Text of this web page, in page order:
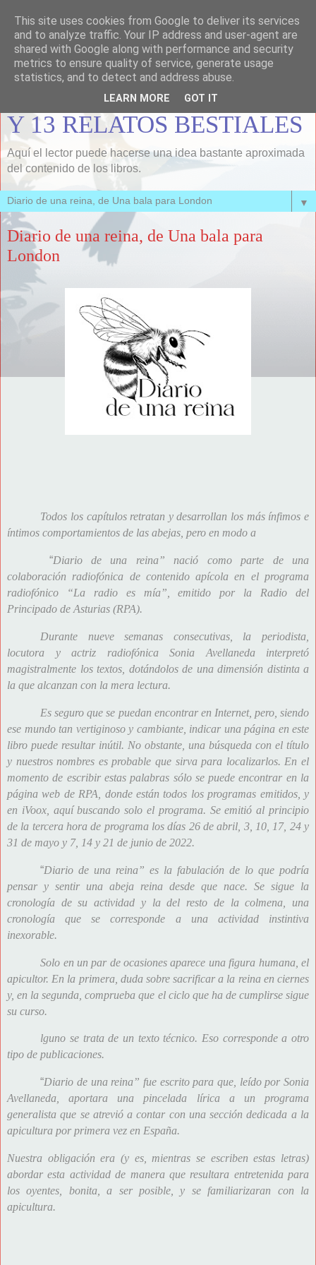
MEMORIAS DE LOBOS Y
FUEGOS, INFORMISMOS,
UNA BALA PARA LONDON
Y 13 RELATOS BESTIALES
Aquí el lector puede hacerse una idea bastante aproximada
del contenido de los libros.
▼
Diario de una reina, de Una bala para
London
Todos los capítulos retratan y desarrollan los más ínfimos e
íntimos comportamientos de las abejas, pero en modo a
“Diario de una reina” nació como parte de una
colaboración radiofónica de contenido apícola en el programa
radiofónico “La radio es mía”, emitido por la Radio del
Principado de Asturias (RPA).
Durante nueve semanas consecutivas, la periodista,
locutora y actriz radiofónica Sonia Avellaneda interpretó
magistralmente los textos, dotándolos de una dimensión distinta a
la que alcanzan con la mera lectura.
Es seguro que se puedan encontrar en Internet, pero, siendo
ese mundo tan vertiginoso y cambiante, indicar una página en este
libro puede resultar inútil. No obstante, una búsqueda con el título
y nuestros nombres es probable que sirva para localizarlos. En el
momento de escribir estas palabras sólo se puede encontrar en la
página web de RPA, donde están todos los programas emitidos, y
en iVoox, aquí buscando solo el programa. Se emitió al principio
de la tercera hora de programa los días 26 de abril, 3, 10, 17, 24 y
31 de mayo y 7, 14 y 21 de junio de 2022.
“Diario de una reina” es la fabulación de lo que podría
pensar y sentir una abeja reina desde que nace. Se sigue la
cronología de su actividad y la del resto de la colmena, una
cronología que se corresponde a una actividad instintiva
inexorable.
Solo en un par de ocasiones aparece una figura humana, el
apicultor. En la primera, duda sobre sacrificar a la reina en ciernes
y, en la segunda, comprueba que el ciclo que ha de cumplirse sigue
su curso.
lguno se trata de un texto técnico. Eso corresponde a otro
tipo de publicaciones.
“Diario de una reina” fue escrito para que, leído por Sonia
Avellaneda, aportara una pincelada lírica a un programa
generalista que se atrevió a contar con una sección dedicada a la
apicultura por primera vez en España.
Nuestra obligación era (y es, mientras se escriben estas letras)
abordar esta actividad de manera que resultara entretenida para
los oyentes, bonita, a ser posible, y se familiarizaran con la
apicultura.
This site uses cookies from Google to deliver its services
and to analyze traffic. Your IP address and user-agent are
shared with Google along with performance and security
metrics to ensure quality of service, generate usage
statistics, and to detect and address abuse.
LEARN MORE GOT IT